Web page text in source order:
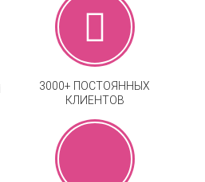
3000+ ПОСТОЯННЫХ
КЛИЕНТОВ